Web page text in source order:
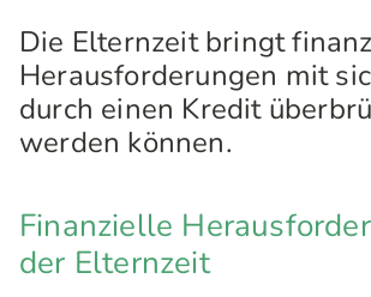
Die Elternzeit bringt
Herausforderungen mit
durch einen Kredit
werden können.
Finanzielle
der Elternzeit